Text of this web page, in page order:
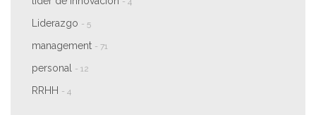
Liderazgo - 5
management - 71
personal - 12
RRHH - 4